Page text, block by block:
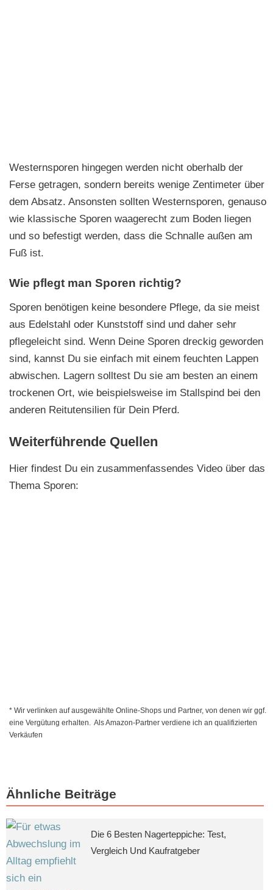
Westernsporen hingegen werden nicht oberhalb der
Ferse getragen, sondern bereits wenige Zentimeter über
dem Absatz. Ansonsten sollten Westernsporen, genauso
wie klassische Sporen waagerecht zum Boden liegen
und so befestigt werden, dass die Schnalle außen am
Fuß ist.
Wie pflegt man Sporen richtig?
Sporen benötigen keine besondere Pflege, da sie meist
aus Edelstahl oder Kunststoff sind und daher sehr
pflegeleicht sind. Wenn Deine Sporen dreckig geworden
sind, kannst Du sie einfach mit einem feuchten Lappen
abwischen. Lagern solltest Du sie am besten an einem
trockenen Ort, wie beispielsweise im Stallspind bei den
anderen Reitutensilien für Dein Pferd.
Weiterführende Quellen
Hier findest Du ein zusammenfassendes Video über das
Thema Sporen:
* Wir verlinken auf ausgewählte Online-Shops und Partner, von denen wir ggf.
eine Vergütung erhalten. Als Amazon-Partner verdiene ich an qualifizierten
Verkäufen
Ähnliche Beiträge
Die 6 Besten Nagerteppiche: Test,
Vergleich Und Kaufratgeber